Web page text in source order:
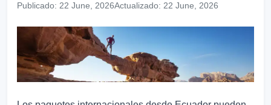
Publicado: 22 June, 2026Actualizado: 22 June, 2026